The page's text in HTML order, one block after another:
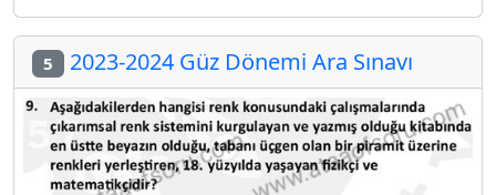
5 2023-2024 Güz Dönemi Ara Sınavı